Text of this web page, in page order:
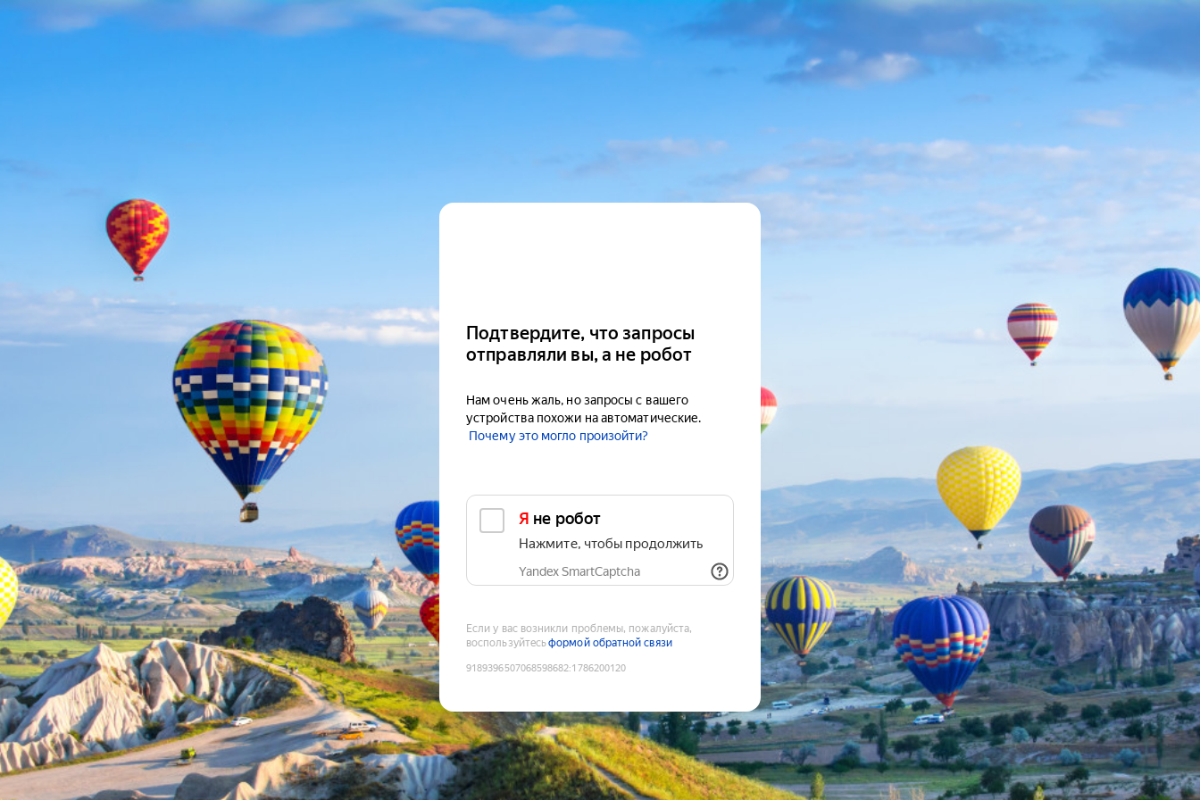
Подтвердите, что запросы
отправляли вы, а не робот
Нам очень жаль, но запросы с вашего
устройства похожи на автоматические.
Почему это могло произойти?
Я не робот
Нажмите, чтобы продолжить
Yandex SmartCaptcha
Если у вас возникли проблемы, пожалуйста,
воспользуйтесьформой обратной связи
9189396507068598682:1786200120